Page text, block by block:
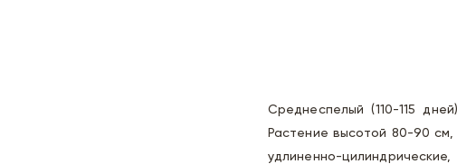
Среднеспелый (110-115
Растение высотой 80-90
удлиненно-